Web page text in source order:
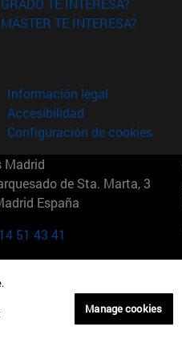
TE INTERESA?
TE INTERESA?
Información legal
Accesibilidad
Configuración de cookies
Madrid
de Sta. Marta, 3
España
51 43 41
Straße 15 81675
24209790
Manage cookies